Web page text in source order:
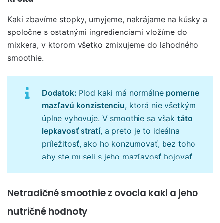
Kaki zbavíme stopky, umyjeme, nakrájame na kúsky a
spoločne s ostatnými ingredienciami vložíme do
mixkera, v ktorom všetko zmixujeme do lahodného
smoothie.
Dodatok: Plod kaki má normálne pomerne
mazľavú konzistenciu, ktorá nie všetkým
úplne vyhovuje. V smoothie sa však táto
lepkavosť stratí, a preto je to ideálna
príležitosť, ako ho konzumovať, bez toho
aby ste museli s jeho mazľavosť bojovať.
Netradičné smoothie z ovocia kaki a jeho
nutričné ​​hodnoty